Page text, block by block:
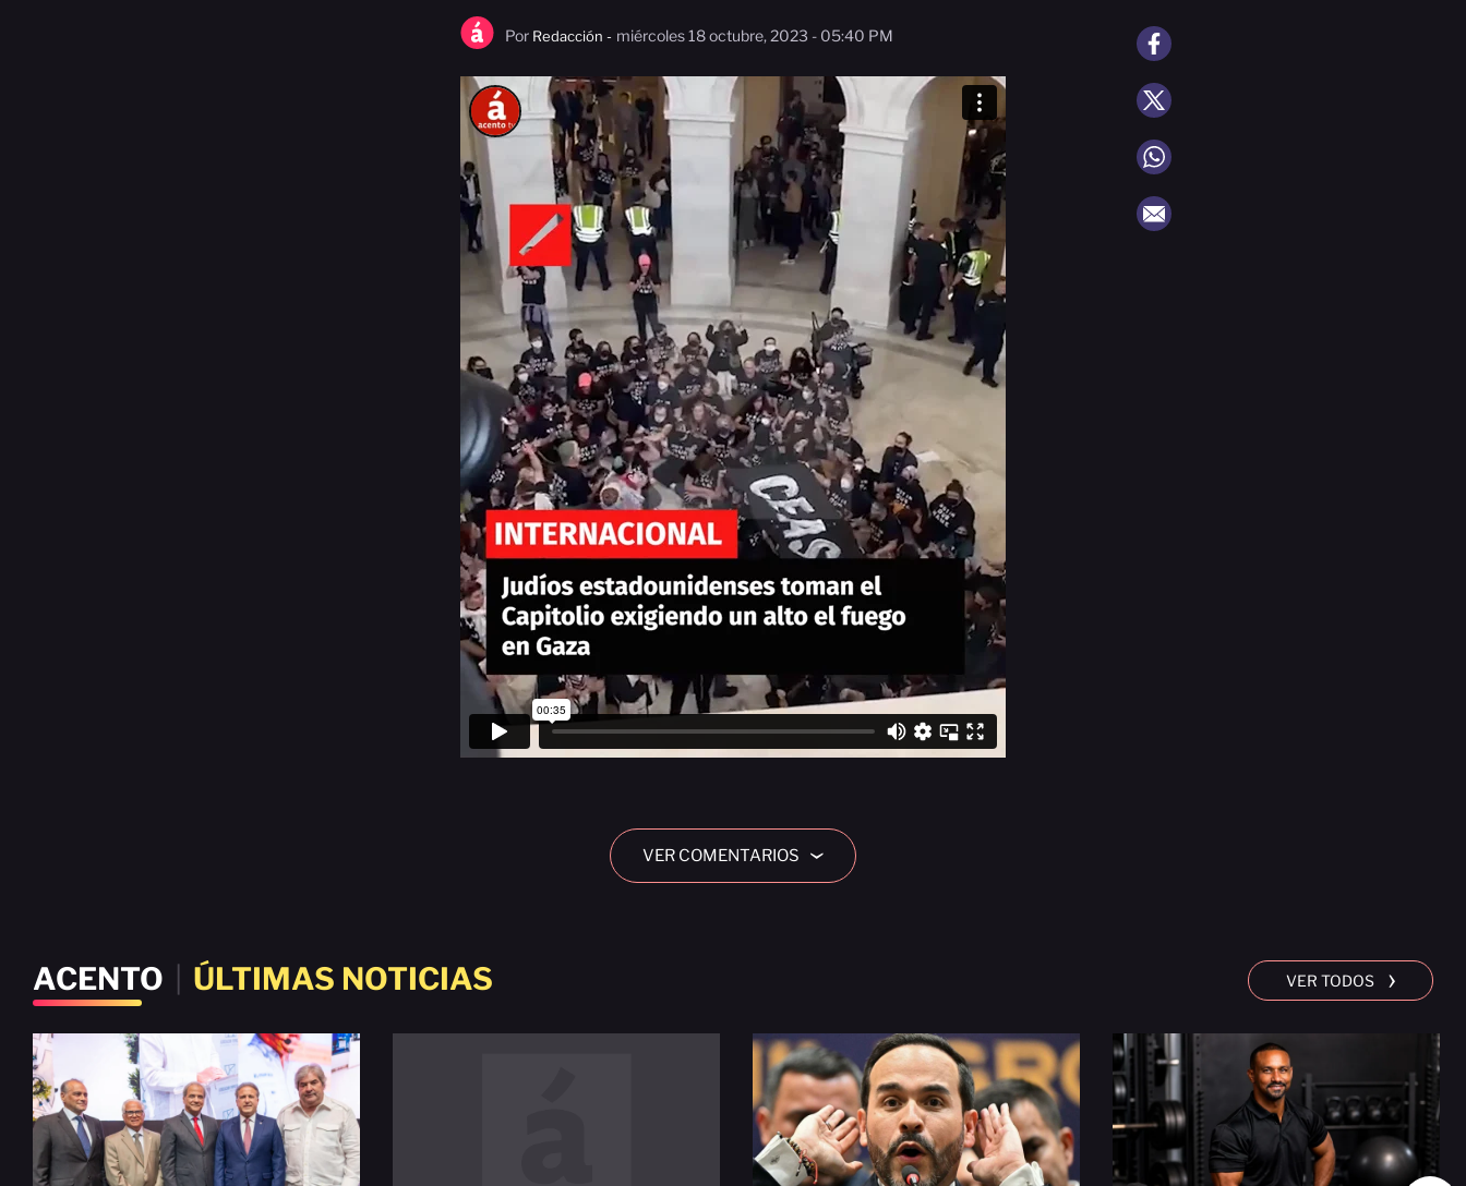
Por Redacción - miércoles 18 octubre, 2023 - 05:40 PM
VER COMENTARIOS ›
ACENTO ÚLTIMAS NOTICIAS VER TODOS ›